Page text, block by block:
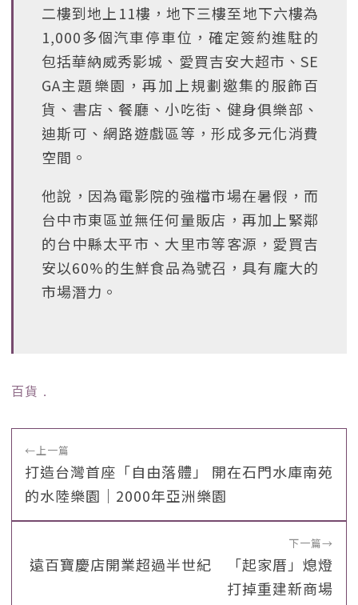
二樓到地上11樓，地下三樓至地下六樓為
1,000多個汽車停車位，確定簽約進駐的
包括華納威秀影城、愛買吉安大超市、SE
GA主題樂園，再加上規劃邀集的服飾百
貨、書店、餐廳、小吃街、健身俱樂部、
迪斯可、網路遊戲區等，形成多元化消費
空間。
他說，因為電影院的強檔市場在暑假，而
台中市東區並無任何量販店，再加上緊鄰
的台中縣太平市、大里市等客源，愛買吉
安以60%的生鮮食品為號召，具有龐大的
市場潛力。
百貨 ﹒
←上一篇
打造台灣首座「自由落體」 開在石門水庫南苑
的水陸樂園｜2000年亞洲樂園
下一篇→
遠百寶慶店開業超過半世紀 「起家厝」熄燈
打掉重建新商場